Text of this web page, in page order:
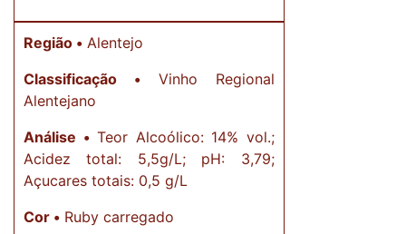
Região • Alentejo
Classificação •Vinho Regional
Alentejano
Análise •Teor Alcoólico: 14% vol.;
Acidez total: 5,5g/L; pH: 3,79;
Açucares totais: 0,5 g/L
Cor • Ruby carregado